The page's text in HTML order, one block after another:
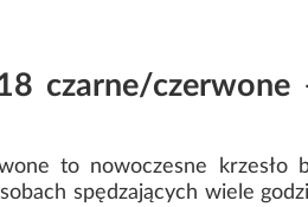
czarne/
to nowoczesne
spędzających wiele